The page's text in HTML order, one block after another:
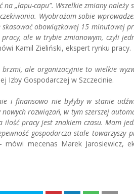
„łapu-capu”. Wszelkie zmiany
Wyobrażam sobie
obowiązkowej 15 minutowej
ale w trybie zmianowym, czyli
Kamil Zieliński, ekspert rynku pracy.
ale organizacyjnie to wielkie
Izby Gospodarczej w Szczecinie.
i finansowo nie byłyby w stanie
rozwiązań, w tym szerszej
ilość pracy jest znakiem czasu. Mam
gospodarcza stale towarzyszy
mówi mecenas Marek Jarosiewicz,